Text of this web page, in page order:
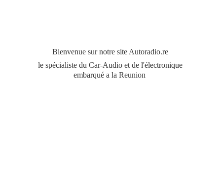
Bienvenue sur notre site Autoradio.re
le spécialiste du Car-Audio et de l'électronique
embarqué a la Reunion